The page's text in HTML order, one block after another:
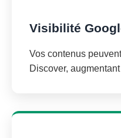
Visibilité
Vos contenus
Discover,